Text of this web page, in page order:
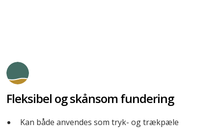
Fleksibel og skånsom fundering
Kan både anvendes som tryk- og trækpæle